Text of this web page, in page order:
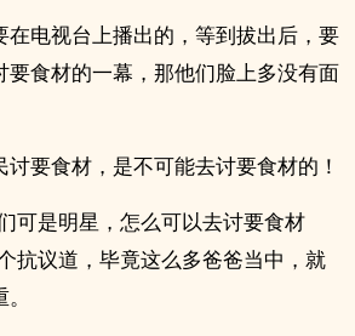
在电视台上播出的，等到拔出后，要
要食材的一幕，那他们脸上多没有面
讨要食材，是不可能去讨要食材的！
可是明星，怎么可以去讨要食材
抗议道，毕竟这么多爸爸当中，就